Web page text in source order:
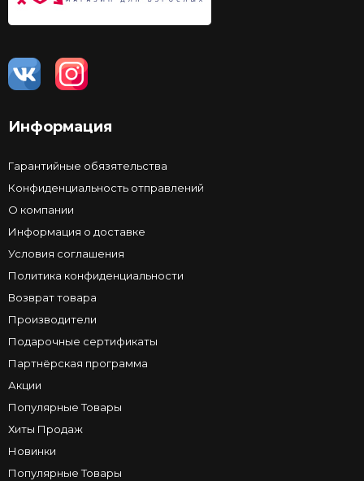
Информация
Гарантийные обязятельства
Конфиденциальность отправлений
О компании
Информация о доставке
Условия соглашения
Политика конфиденциальности
Возврат товара
Производители
Подарочные сертификаты
Партнёрская программа
Акции
Популярные Товары
Хиты Продаж
Новинки
Популярные Товары